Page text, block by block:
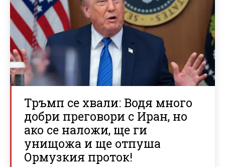
Тръмп се хвали: Водя много
добри преговори с Иран, но
ако се наложи, ще ги
унищожа и ще отпуша
Ормузкия проток!